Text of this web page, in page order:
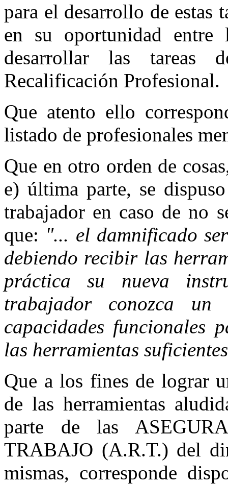
para el desarrollo de estas
en su oportunidad entre
desarrollar las tareas
Recalificación Profesional.
Que atento ello
listado de profesionales
Que en otro orden de
e) última parte, se
trabajador en caso de no
que: "... el damnificado
debiendo recibir las
práctica su nueva
trabajador conozca
capacidades funcionales
las herramientas
Que a los fines de lograr
de las herramientas
parte de las
TRABAJO (A.R.T.) del
mismas, corresponde